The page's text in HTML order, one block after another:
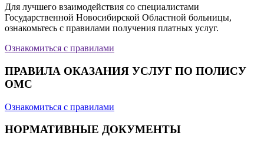
Для лучшего взаимодействия со специалистами
Государственной Новосибирской Областной больницы,
ознакомьтесь с правилами получения платных услуг.
Ознакомиться с правилами
ПРАВИЛА ОКАЗАНИЯ УСЛУГ ПО ПОЛИСУ
ОМС
Ознакомиться с правилами
НОРМАТИВНЫЕ ДОКУМЕНТЫ